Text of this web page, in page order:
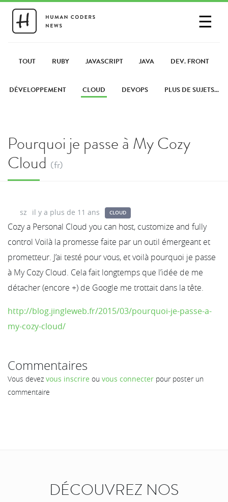
☰
PARTAGER UN LIEN
TOUT RUBY JAVASCRIPT JAVA DEV. FRONT
DÉVELOPPEMENT CLOUD DEVOPS PLUS DE SUJETS...
Pourquoi je passe à My Cozy
Cloud (fr)
sz il y a plus de 11 ans CLOUD
Cozy a Personal Cloud you can host, customize and fully
control Voilà la promesse faite par un outil émergeant et
prometteur. J’ai testé pour vous, et voilà pourquoi je passe
à My Cozy Cloud. Cela fait longtemps que l’idée de me
détacher (encore +) de Google me trottait dans la tête.
http://blog.jingleweb.fr/2015/03/pourquoi-je-passe-a-
my-cozy-cloud/
Commentaires
Vous devez vous inscrire ou vous connecter pour poster un
commentaire
DÉCOUVREZ NOS